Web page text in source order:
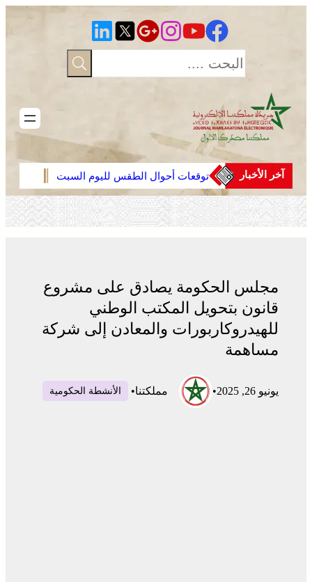
آخر الأخبار توقعات أحوال الطقس لليوم السبت
مجلس الحكومة يصادق على مشروع
قانون بتحويل المكتب الوطني
للهيدروكاربورات والمعادن إلى شركة
مساهمة
يونيو 26, 2025 • مملكتنا• الأنشطة الحكومية